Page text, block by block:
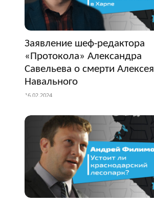
Заявление шеф-редактора
«Протокола» Александра
Савельева о смерти Алексея
Навального
16.02.2024